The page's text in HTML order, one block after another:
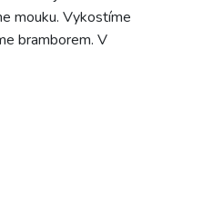
mouku. Vykostíme
bramborem. V